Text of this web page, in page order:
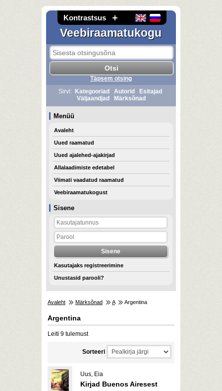
Kontrastsus
Veebiraamatukogu
Sisene
Kasutajaks registreerimine
Unustasid parooli?
Täpsem otsing
Sirvi:
Kategooriad Autorid
Esitajad
Väljaandjad
Märksõnad
Menüü
Avaleht
Uued raamatud
Uued ajalehed-ajakirjad
Allalaadimiste edetabel
Viimati vaadatud raamatud
Veebiraamatukogust
Avaleht Märksõnad A Argentina
Argentina
Leiti 9 tulemust
Sorteeri
Uus, Eia
Kirjad Buenos Airesest